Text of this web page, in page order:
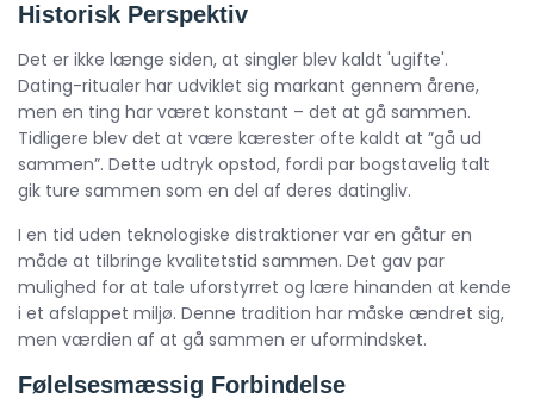
Historisk Perspektiv
Det er ikke længe siden, at singler blev kaldt 'ugifte'.
Dating-ritualer har udviklet sig markant gennem årene,
men en ting har været konstant – det at gå sammen.
Tidligere blev det at være kærester ofte kaldt at ”gå ud
sammen”. Dette udtryk opstod, fordi par bogstavelig talt
gik ture sammen som en del af deres datingliv.
I en tid uden teknologiske distraktioner var en gåtur en
måde at tilbringe kvalitetstid sammen. Det gav par
mulighed for at tale uforstyrret og lære hinanden at kende
i et afslappet miljø. Denne tradition har måske ændret sig,
men værdien af at gå sammen er uformindsket.
Følelsesmæssig Forbindelse